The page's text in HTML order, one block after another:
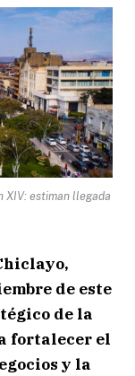
XIV: estiman llegada
de este
de la
fortalecer el
y la